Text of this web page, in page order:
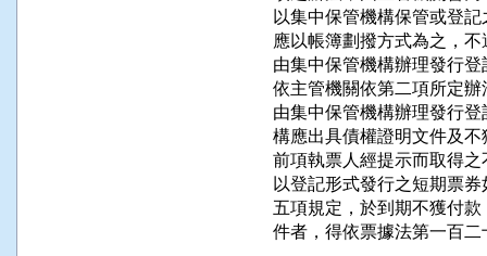
以集中保管機構保管或登
應以帳簿劃撥方式為之，
由集中保管機構辦理發行
依主管機關依第二項所定
由集中保管機構辦理發行
構應出具債權證明文件及
前項執票人經提示而取得
以登記形式發行之短期票
五項規定，於到期不獲付
件者，得依票據法第一百